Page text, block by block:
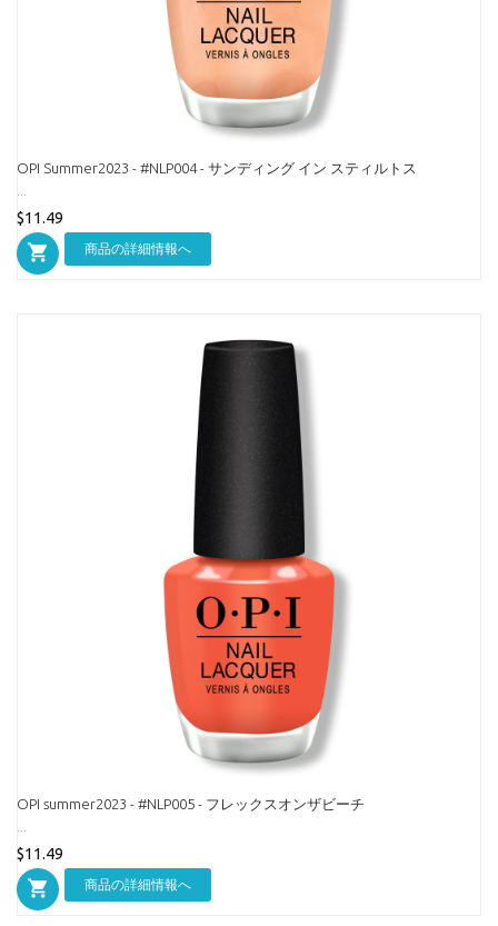
OPI Summer2023 - #NLP004 - サンディング イン スティルトス
$11.49
商品の詳細情報へ
OPI summer2023 - #NLP005 - フレックスオンザビーチ
$11.49
商品の詳細情報へ